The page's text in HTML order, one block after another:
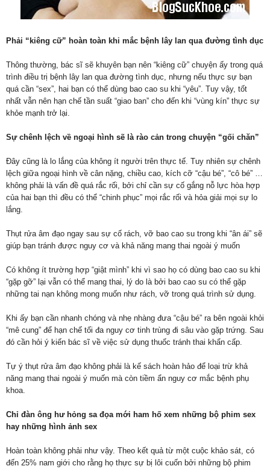
Phải “kiêng cữ” hoàn toàn khi mắc bệnh lây lan qua đường tình dục
Thông thường, bác sĩ sẽ khuyên bạn nên “kiêng cữ” chuyện ấy trong quá
trình điều trị bệnh lây lan qua đường tình dục, nhưng nếu thực sự bạn
quá cần “sex”, hai bạn có thể dùng bao cao su khi “yêu”. Tuy vậy, tốt
nhất vẫn nên hạn chế tần suất “giao ban” cho đến khi “vùng kín” thực sự
khỏe mạnh trở lại.
Sự chênh lệch về ngoại hình sẽ là rào cản trong chuyện “gối chăn”
Đây cũng là lo lắng của không ít người trên thực tế. Tuy nhiên sự chênh
lệch giữa ngoại hình về cân nặng, chiều cao, kích cỡ “cậu bé”, “cô bé” …
không phải là vấn đề quá rắc rối, bởi chỉ cần sự cố gắng nỗ lực hòa hợp
của hai bạn thì đều có thể “chinh phục” mọi rắc rối và hỏa giải mọi sự lo
lắng.
Thụt rửa âm đạo ngay sau sự cố rách, vỡ bao cao su trong khi “ân ái” sẽ
giúp bạn tránh được nguy cơ và khả năng mang thai ngoài ý muốn
Có không ít trường hợp “giật mình” khi vì sao họ có dùng bao cao su khi
“gặp gỡ” lại vẫn có thể mang thai, lý do là bởi bao cao su có thể gặp
những tai nạn không mong muốn như rách, vỡ trong quá trình sử dụng.
Khi ấy bạn cần nhanh chóng và nhẹ nhàng đưa “cậu bé” ra bên ngoài khỏi
“mê cung” để hạn chế tối đa nguy cơ tinh trùng đi sâu vào gặp trứng. Sau
đó cần hỏi ý kiến bác sĩ về việc sử dụng thuốc tránh thai khẩn cấp.
Tự ý thụt rửa âm đạo không phải là kế sách hoàn hảo để loại trừ khả
năng mang thai ngoài ý muốn mà còn tiềm ẩn nguy cơ mắc bệnh phụ
khoa.
Chỉ đàn ông hư hỏng sa đọa mới ham hố xem những bộ phim sex
hay những hình ảnh sex
Hoàn toàn không phải như vậy. Theo kết quả từ một cuộc khảo sát, có
đến 25% nam giới cho rằng họ thực sự bị lôi cuốn bởi những bộ phim